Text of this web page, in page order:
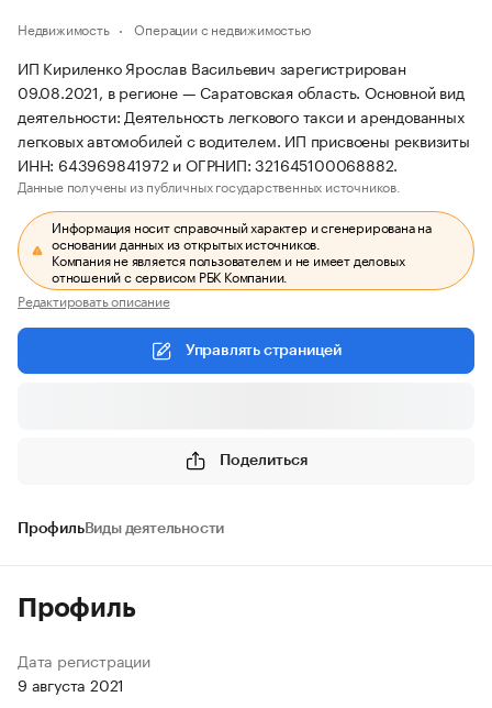
Недвижимость Операции с недвижимостью
ИП Кириленко Ярослав Васильевич зарегистрирован
09.08.2021, в регионе — Саратовская область. Основной вид
деятельности: Деятельность легкового такси и арендованных
легковых автомобилей с водителем. ИП присвоены реквизиты
ИНН: 643969841972 и ОГРНИП: 321645100068882.
Данные получены из публичных государственных источников.
Информация носит справочный характер и сгенерирована на
основании данных из открытых источников.
Компания не является пользователем и не имеет деловых
отношений с сервисом РБК Компании.
Редактировать описание
Управлять страницей
Поделиться
ПрофильВиды деятельности
Профиль
Дата регистрации
9 августа 2021